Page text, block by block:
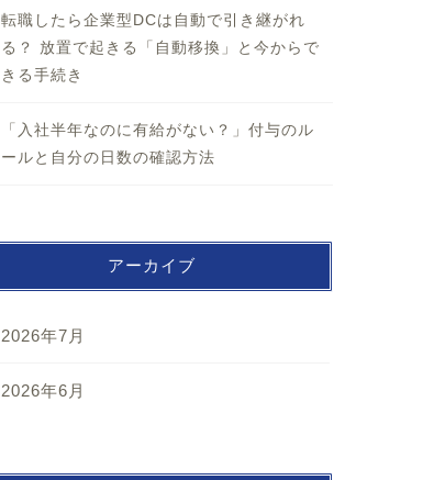
転職したら企業型DCは自動で引き継がれ
る？ 放置で起きる「自動移換」と今からで
きる手続き
「入社半年なのに有給がない？」付与のル
ールと自分の日数の確認方法
アーカイブ
2026年7月
2026年6月